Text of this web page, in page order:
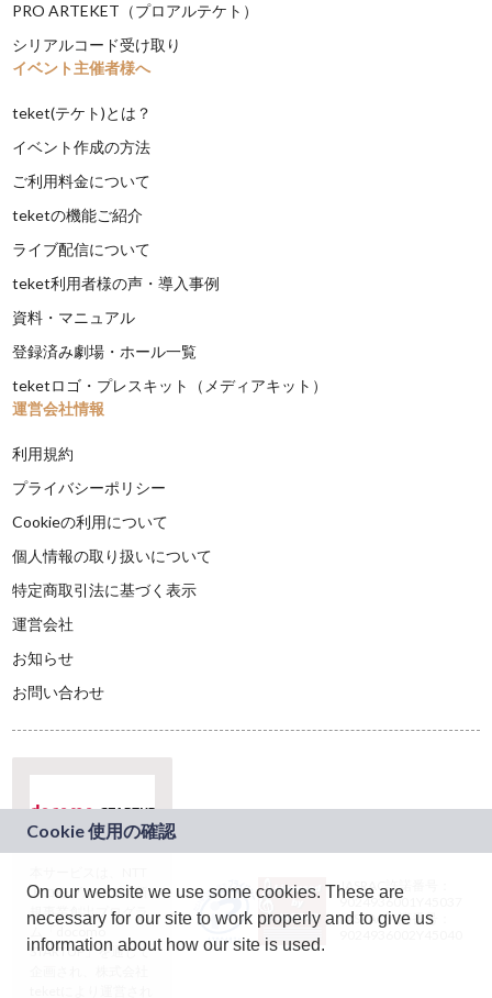
PRO ARTEKET（プロアルテケト）
シリアルコード受け取り
イベント主催者様へ
teket(テケト)とは？
イベント作成の方法
ご利用料金について
teketの機能ご紹介
ライブ配信について
teket利用者様の声・導入事例
資料・マニュアル
登録済み劇場・ホール一覧
teketロゴ・プレスキット（メディアキット）
運営会社情報
利用規約
プライバシーポリシー
Cookieの利用について
個人情報の取り扱いについて
特定商取引法に基づく表示
運営会社
お知らせ
お問い合わせ
ドコモグループの新
規事業創出プログラ
ム「docomo
STARTUP」を通じて
JASRAC許諾番号：
9024936001Y45037
JASRAC許諾番号：
On our website we use some cookies. These are
necessary for our site to work properly and to give us
information about how our site is used.